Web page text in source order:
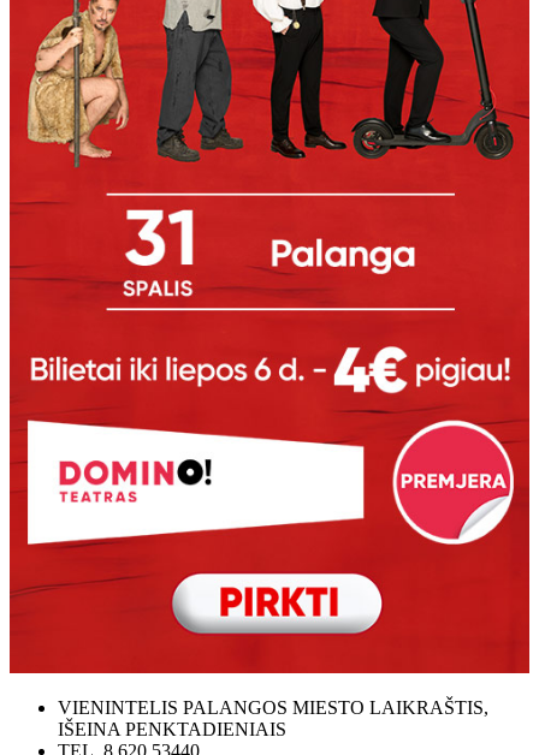
VIENINTELIS PALANGOS MIESTO LAIKRAŠTIS,
IŠEINA PENKTADIENIAIS
TEL. 8 620 53440